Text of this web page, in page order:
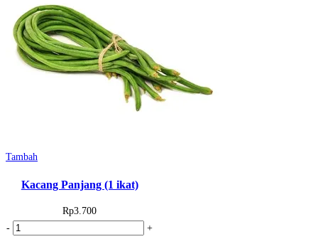
Tambah
Kacang Panjang (1 ikat)
Rp3.700
- Kuantitas
+